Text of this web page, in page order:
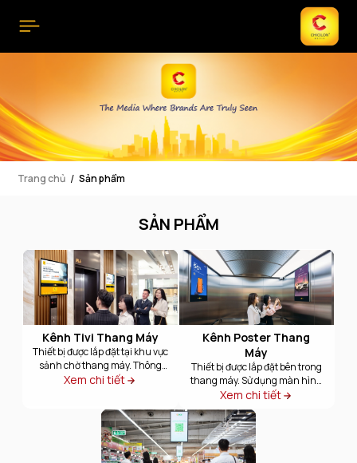
Trang chủ Sản phẩm
SẢN PHẨM
Kênh Tivi Thang Máy
Thiết bị được lắp đặt tại khu vực
sảnh chờ thang máy. Thông
thường sử dụng thiết bị tivi màn
dụng thiết bị tivi màn hình từ 32
- 42 inch. Tần suất phát sóng:
60 lần/ngày
Xem chi tiết
Kênh Poster Thang
Máy
Thiết bị được lắp đặt bên trong
thang máy. Sử dụng màn hình
LED 27 inch, độ phân giải cao,
hình ảnh sắc nét hiển thị toàn
màn hình, tỷ lệ 16:9, hình ảnh
không bị biến dạng. Tần suất
phát sóng 360 lần/ngày.
Xem chi tiết